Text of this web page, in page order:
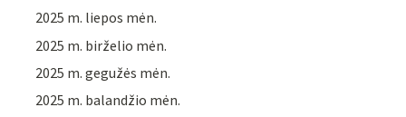
2025 m. liepos mėn.
2025 m. birželio mėn.
2025 m. gegužės mėn.
2025 m. balandžio mėn.